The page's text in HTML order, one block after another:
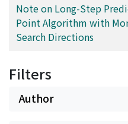
Note on Long-Step
Point Algorithm with
Search Directions
Filters
Author